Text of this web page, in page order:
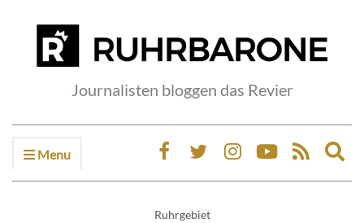
Journalisten bloggen das Revier
Menu
Ruhrgebiet